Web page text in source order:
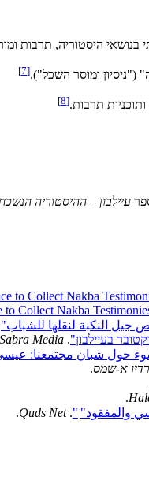
בנושאי היסטוריה, תרבות
ומוסר השכל").[
7
]
תרבות.[
8
]
עיילבון – ההיסטוריה
النكبة لنقلها للشباب"
.
Sabra Media
حول شبان مجتمعنا:
רדיו א-שמס.
.
والمفقود" "
.
Quds Net
.